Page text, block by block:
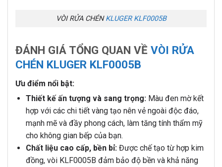
VÒI RỬA CHÉNKLUGER KLF0005B
ĐÁNH GIÁ TỔNG QUAN VỀ VÒI RỬA
CHÉN KLUGER KLF0005B
Ưu điểm nổi bật:
Thiết kế ấn tượng và sang trọng:Màu đen mờ kết
hợp với các chi tiết vàng tạo nên vẻ ngoài độc đáo,
mạnh mẽ và đầy phong cách, làm tăng tính thẩm mỹ
cho không gian bếp của bạn.
Chất liệu cao cấp, bền bỉ:Được chế tạo từ hợp kim
đồng, vòi KLF0005B đảm bảo độ bền và khả năng